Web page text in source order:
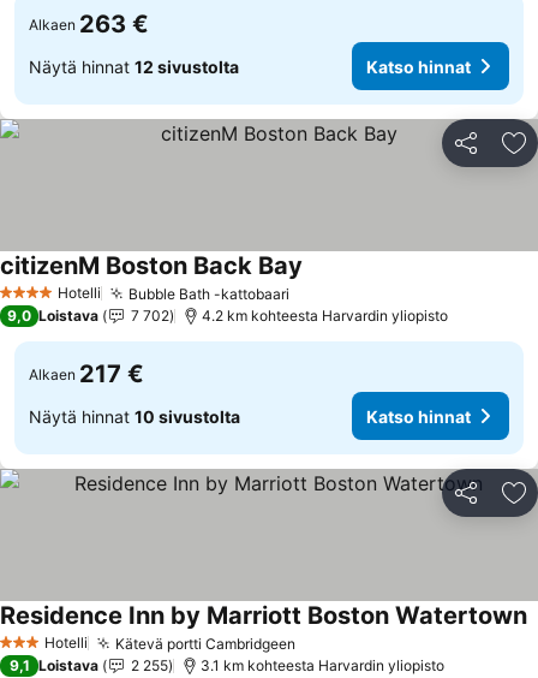
Alkaen 263 €
Näytä hinnat 12 sivustolta Katso hinnat
Jaa
4 Tähtiluokitus
Hotelli Bubble Bath -kattobaari
citizenM Boston Back Bay
9,0 Loistava 7 702 4.2 km kohteesta Harvardin yliopisto
Alkaen 217 €
Näytä hinnat 10 sivustolta Katso hinnat
Jaa
3 Tähtiluokitus
Hotelli Kätevä portti Cambridgeen
Residence Inn by Marriott Boston Watertown
9,1 Loistava 2 255 3.1 km kohteesta Harvardin yliopisto